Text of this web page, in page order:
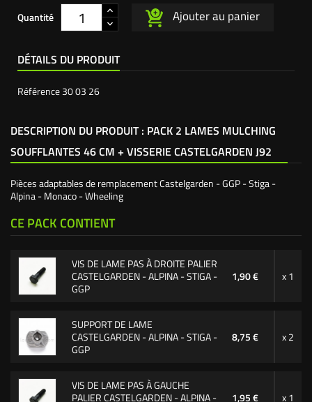
Quantité Ajouter au panier
DÉTAILS DU PRODUIT
Référence30 03 26
DESCRIPTION DU PRODUIT : PACK 2 LAMES MULCHING
SOUFFLANTES 46 CM + VISSERIE CASTELGARDEN J92
Pièces adaptables de remplacement Castelgarden - GGP - Stiga -
Alpina - Monaco - Wheeling
CE PACK CONTIENT
VIS DE LAME PAS À DROITE PALIER
CASTELGARDEN - ALPINA - STIGA -
GGP
1,90 € x 1
SUPPORT DE LAME
CASTELGARDEN - ALPINA - STIGA -
GGP
8,75 € x 2
VIS DE LAME PAS À GAUCHE
PALIER CASTELGARDEN - ALPINA -
1,95 € x 1